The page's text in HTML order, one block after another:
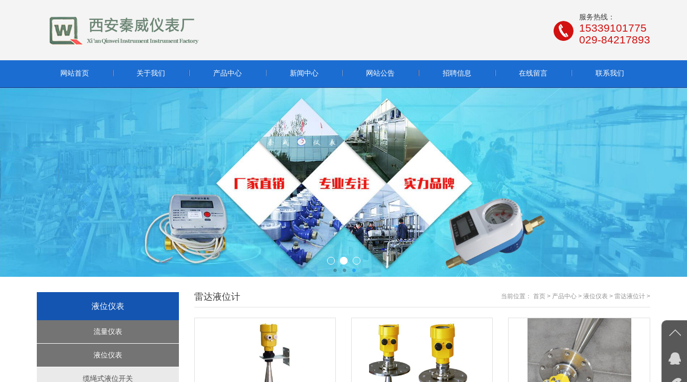
服务热线：
15339101775
029-84217893
网站首页 关于我们 产品中心 新闻中心 网站公告 招聘信息 在线留言 联系我们
液位仪表
流量仪表
超声波流量计
转子流量计系列
液位仪表
缆绳式液位开关
雷达液位计 当前位置： 首页 > 产品中心 > 液位仪表 > 雷达液位计 >
雷达液位计 - 智能型雷达液位计 查看详细信息 雷达液位计 - 导波雷达物(液)位计 查看详细信息 雷达液位计 - 脉冲雷达液位计 查看详细信息
雷达液位计 - 高频雷达式物（液）位计 查看详细信息